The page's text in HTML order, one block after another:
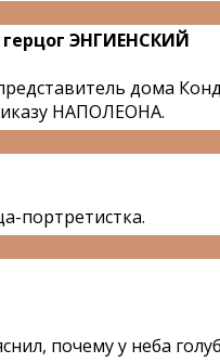
ЭНГИЕНСКИЙ
дома
НАПОЛЕОНА.
портретистка.
почему у неба